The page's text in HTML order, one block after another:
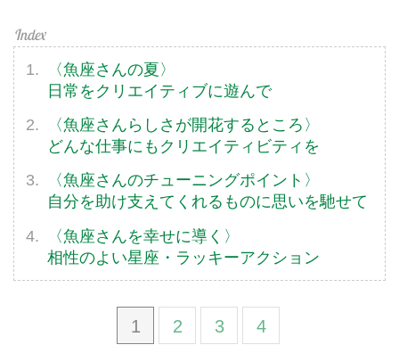
〈魚座さんの夏〉
日常をクリエイティブに遊んで
〈魚座さんらしさが開花するところ〉
どんな仕事にもクリエイティビティを
〈魚座さんのチューニングポイント〉
自分を助け支えてくれるものに思いを馳せて
〈魚座さんを幸せに導く〉
相性のよい星座・ラッキーアクション
1 2 3 4